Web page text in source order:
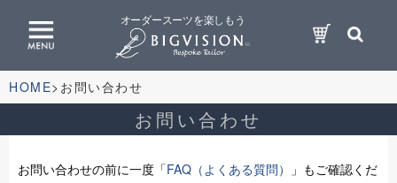
オーダースーツを楽しもう
HOME お問い合わせ
お問い合わせ
お問い合わせの前に一度「FAQ（よくある質問）
」もご確認くだ